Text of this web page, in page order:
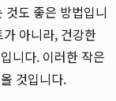
도 좋은 방법입니
아니라, 건강한
니다. 이러한 작은
것입니다.